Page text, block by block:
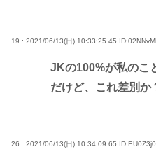
19 : 2021/06/13(日) 10:33:25.45
JKの100%が私のこ
だけど、これ差別か
26 : 2021/06/13(日) 10:34:09.65